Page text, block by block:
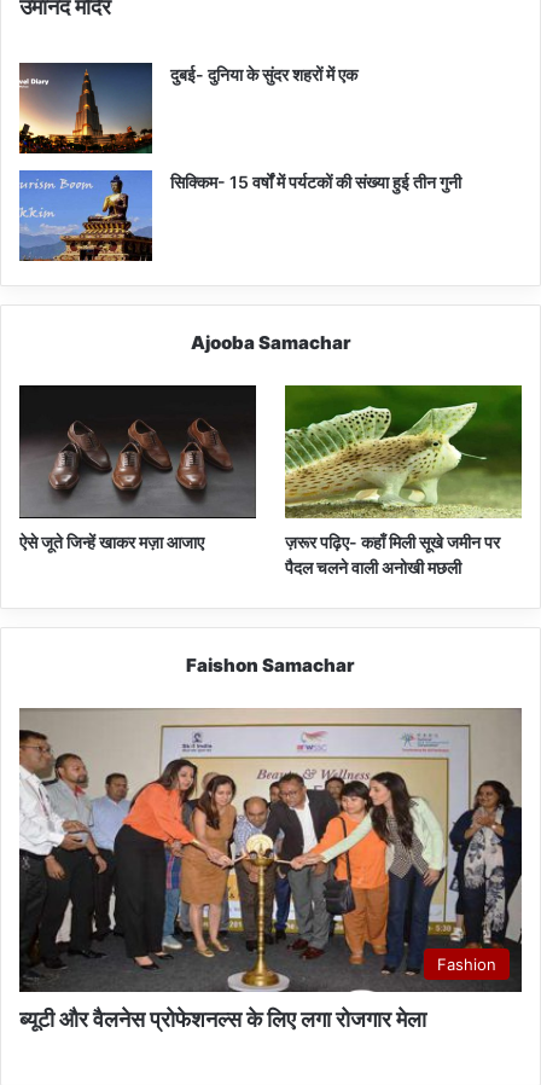
उमानंद मंदिर
दुबई- दुनिया के सुंदर शहरों में एक
सिक्किम- 15 वर्षों में पर्यटकों की संख्या हुई तीन गुनी
Ajooba Samachar
ऐसे जूते जिन्हें खाकर मज़ा आजाए
ज़रूर पढ़िए- कहाँ मिली सूखे जमीन पर
पैदल चलने वाली अनोखी मछली
Faishon Samachar
Fashion
ब्यूटी और वैलनेस प्रोफेशनल्स के लिए लगा रोजगार मेला